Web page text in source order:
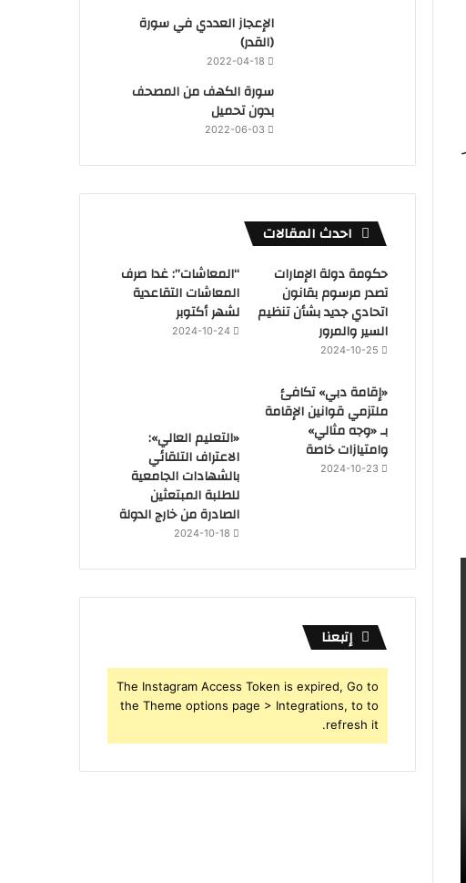
‏الإعجاز العددي في سورة
(القدر)
2022-04-18
سورة الكهف من المصحف
بدون تحميل
2022-06-03
احدث المقالات
حكومة دولة الإمارات
تصدر مرسوم بقانون
اتحادي جديد بشأن تنظيم
السير والمرور
2024-10-25
“المعاشات”: غدا صرف
المعاشات التقاعدية
لشهر أكتوبر
2024-10-24
«إقامة دبي» تكافئ
ملتزمي قوانين الإقامة
بـ «وجه مثالي»
وامتيازات خاصة
2024-10-23
«التعليم العالي»:
الاعتراف التلقائي
بالشهادات الجامعية
للطلبة المبتعثين
الصادرة من خارج الدولة
2024-10-18
إتبعنا
The Instagram Access Token is expired, Go to
the Theme options page > Integrations, to to
refresh it.